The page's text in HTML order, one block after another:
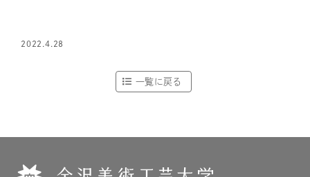
2022.4.28
一覧に戻る